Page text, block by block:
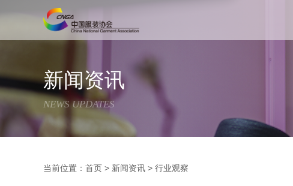
新闻资讯
NEWS UPDATES
当前位置： 首页 > 新闻资讯 > 行业观察